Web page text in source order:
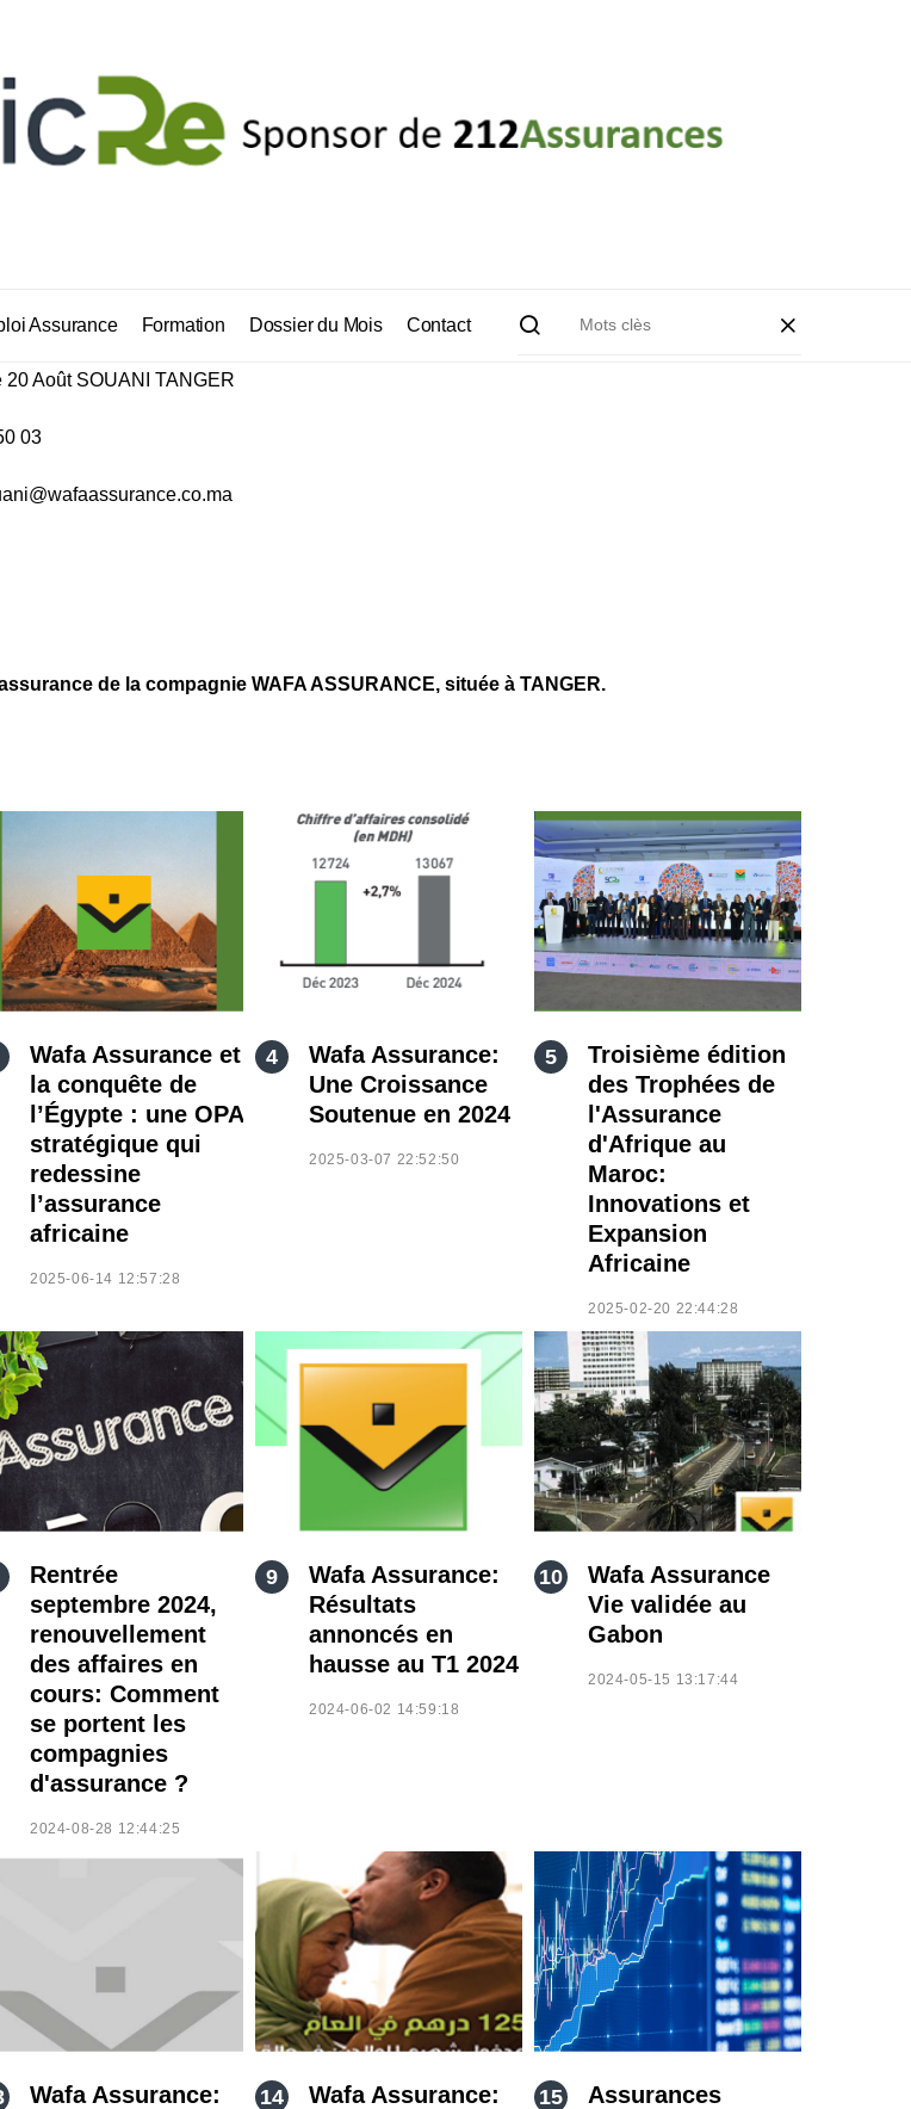
Assurance Formation Dossier du Mois Contact
20 Août SOUANI TANGER
03
de la compagnie WAFA ASSURANCE, située à TANGER.
Wafa Assurance et
la conquête de
l’Égypte : une OPA
stratégique qui
redessine
l’assurance
africaine
2025-06-14 12:57:28
Wafa Assurance:
Une Croissance
Soutenue en 2024
2025-03-07 22:52:50
Troisième édition
des Trophées de
l'Assurance
d'Afrique au
Maroc:
Innovations et
Expansion
Africaine
2025-02-20 22:44:28
Rentrée
septembre 2024,
renouvellement
des affaires en
cours: Comment
se portent les
compagnies
d'assurance ?
2024-08-28 12:44:25
Wafa Assurance:
Résultats
annoncés en
hausse au T1 2024
2024-06-02 14:59:18
Wafa Assurance
Vie validée au
Gabon
2024-05-15 13:17:44
Wafa Assurance:
Wafa Assurance:
Assurances